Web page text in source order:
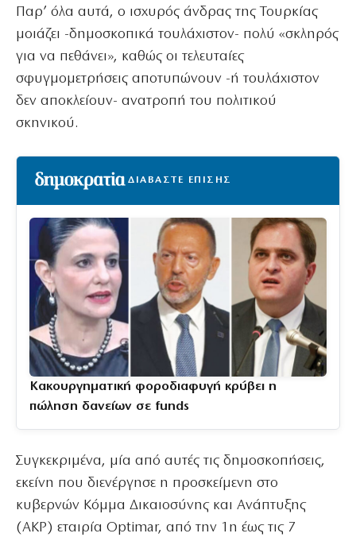
Παρ’ όλα αυτά, ο ισχυρός άνδρας της Τουρκίας
μοιάζει -δημοσκοπικά τουλάχιστον- πολύ «σκληρός
για να πεθάνει», καθώς οι τελευταίες
σφυγμομετρήσεις αποτυπώνουν -ή τουλάχιστον
δεν αποκλείουν- ανατροπή του πολιτικού
σκηνικού.
ΔΙΑΒΑΣΤΕ ΕΠΙΣΗΣ
Κακουργηματική φοροδιαφυγή κρύβει η
πώληση δανείων σε funds
Συγκεκριμένα, μία από αυτές τις δημοσκοπήσεις,
εκείνη που διενέργησε η προσκείμενη στο
κυβερνών Κόμμα Δικαιοσύνης και Ανάπτυξης
(AKP) εταιρία Optimar, από την 1η έως τις 7